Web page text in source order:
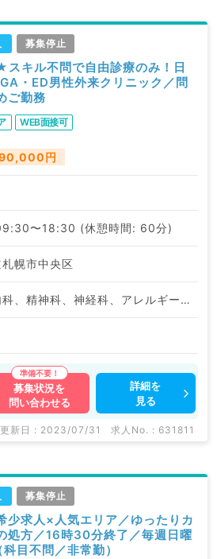
募集停止
スキル不問で自由診療のみ！日
・ED男性外来クリニック／問
ご勤務
WEB面接可
円
〜18:30 (休憩時間: 60分)
幌市中央区
神経内科、精神科、神経科、アレルギー科、リウマチ科、小児科、整形外科、形成外科、美容外科、脳神経外科、呼吸器外科、心臓血管外科、小児外科、皮膚科、泌尿器科、産婦人科、産科、婦人科、眼科、耳鼻咽喉科、気管食道科、放射線科、リハビリテーション科、歯科、矯正歯科、歯科口腔外科、小児歯科、麻酔科、ペインクリニック、人工透析科、緩和ケア科、一般内科、循環器内科、呼吸器内科、消化器内科、内分泌・代謝内科、腎臓内科、老年内科、血液内科、外科系全般、一般外科、消化器外科、乳腺外科、総合診療科、美容皮膚科、健診・人間ドック、救急科・ＩＣＵ、病理科、基礎医学系、膠原病科、スポーツ整形外科、大腸・肛門外科、その他、産業医、科目不問
募集状況を
問い合わせる
詳細を
見る
新日 : 2023/07/31 求人No. : 631811
募集停止
少求人×人気エリア／ゆったりカ
処方／16時30分終了／毎週日曜
目不問／非常勤）